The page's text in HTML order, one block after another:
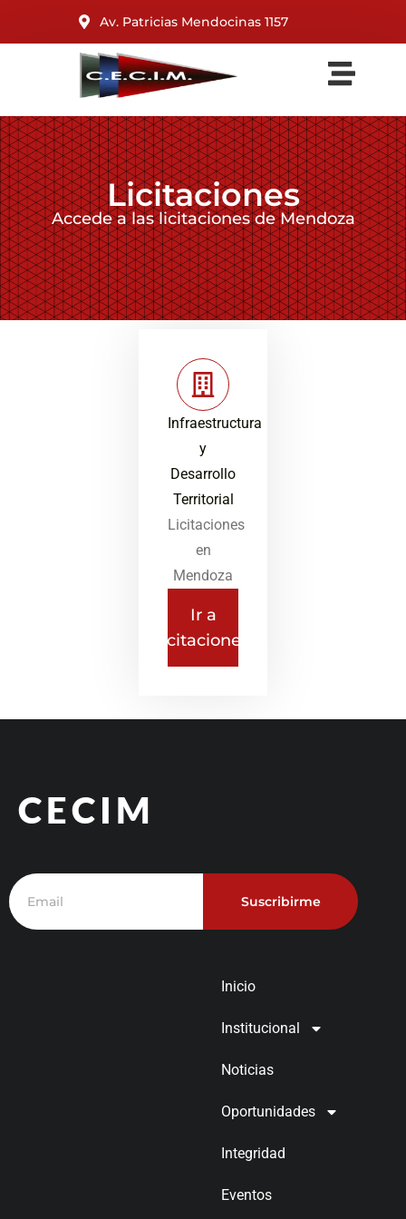
Av. Patricias Mendocinas 1157
Licitaciones
Accede a las licitaciones de Mendoza
Infraestructura
y
Desarrollo
Territorial
Licitaciones
en
Mendoza
Ir a
licitaciones
CECIM
Suscribirme
Inicio
Institucional
Noticias
Oportunidades
Integridad
Eventos